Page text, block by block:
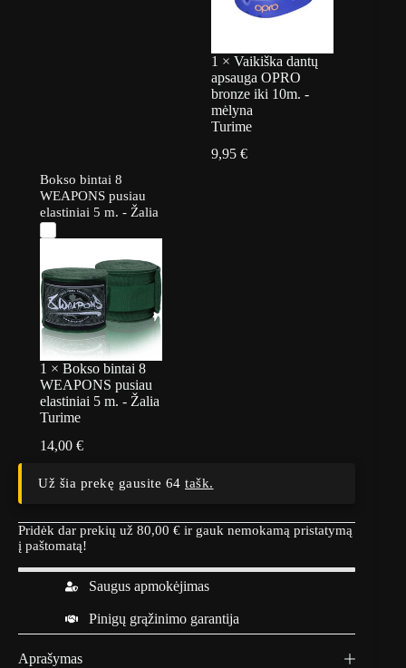
1 × Vaikiška dantų
apsauga OPRO
bronze iki 10m. -
mėlyna
Turime
9,95 €
Bokso bintai 8
WEAPONS pusiau
elastiniai 5 m. - Žalia
1 ×Bokso bintai 8
WEAPONS pusiau
elastiniai 5 m. - Žalia
Turime
14,00€
Už šia prekę gausite 64 tašk.
Pridėk dar prekių už 80,00 € ir gauk nemokamą pristatymą
į paštomatą!
Saugus apmokėjimas
Pinigų grąžinimo garantija
Aprašymas